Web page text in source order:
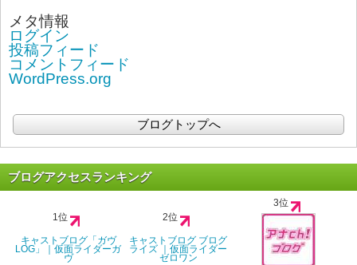
メタ情報
ログイン
投稿フィード
コメントフィード
WordPress.org
ブログトップへ
ブログアクセスランキング
1位
キャストブログ「ガヴ
LOG」｜仮面ライダーガ
ヴ
2位
キャストブログ ブログ
ライズ ｜仮面ライダー
ゼロワン
3位